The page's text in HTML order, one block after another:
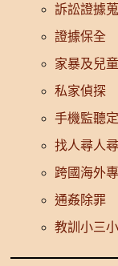
訴訟證據
證據保全
家暴及兒
私家偵探
手機監聽
找人尋人
跨國海外
通姦除罪
教訓小三